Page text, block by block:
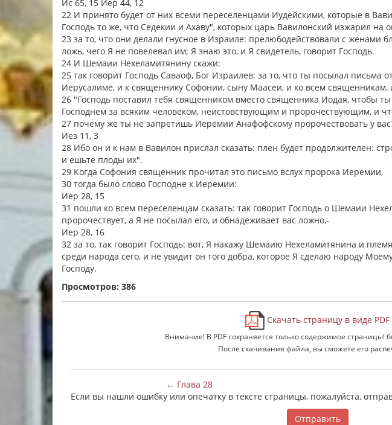
Ис 65, 15 Иер 44, 12
22 И принято будет от них всеми переселенцами Иудейскими, которые в
Господь то же, что Седекии и Ахаву", которых царь Вавилонский изжарил на
23 за то, что они делали гнусное в Израиле: прелюбодействовали с женами
ложь, чего Я не повелевал им; Я знаю это, и Я свидетель, говорит Господь.
24 И Шемаии Нехеламитянину скажи:
25 так говорит Господь Саваоф, Бог Израилев: за то, что ты посылал письма
Иерусалиме, и к священнику Софонии, сыну Маасеи, и ко всем священникам,
26 "Господь поставил тебя священником вместо священника Иодая, чтобы
Господнем за всяким человеком, неистовствующим и пророчествующим, и
27 почему же ты не запретишь Иеремии Анафофскому пророчествовать у
Иез 11, 3
28 Ибо он и к нам в Вавилон прислал сказать: плен будет продолжителен:
и ешьте плоды их".
29 Когда Софония священник прочитал это письмо вслух пророка Иеремии,
30 тогда было слово Господне к Иеремии:
Иер 28, 15
31 пошли ко всем переселенцам сказать: так говорит Господь о Шемаии
пророчествует, а Я не посылал его, и обнадеживает вас ложно,-
Иер 28, 16
32 за то, так говорит Господь: вот, Я накажу Шемаию Нехеламитянина и
среди народа сего, и не увидит он того добра, которое Я сделаю народу
Господу.
Просмотров: 386
Скачать страницу в виде PDF
Внимание! В PDF сохраняется только содержимое страницы!
После скачивания файла, вы сможете его
← Глава 28
Если вы нашли ошибку или опечатку в тексте страницы, пожалуйста,
Отправить